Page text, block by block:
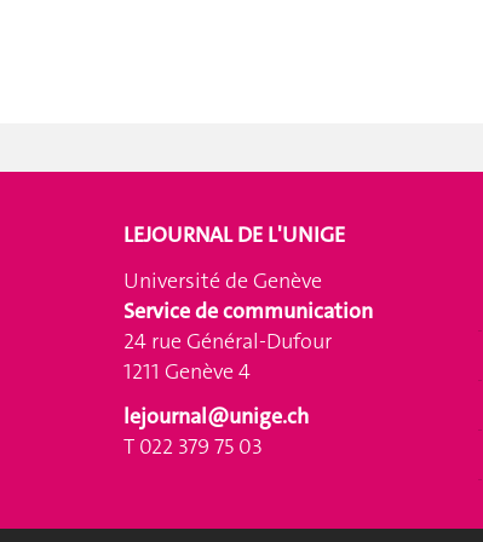
LEJOURNAL DE L'UNIGE
Université de Genève
Service de communication
24 rue Général-Dufour
1211 Genève 4
lejournal@unige.ch
T 022 379 75 03